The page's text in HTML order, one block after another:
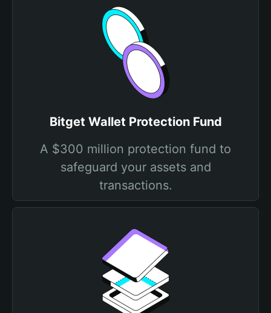
Bitget Wallet Protection Fund
A $300 million protection fund to
safeguard your assets and
transactions.